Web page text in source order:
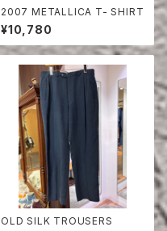
2007 METALLICA T- SHIRT
¥10,780
OLD SILK TROUSERS